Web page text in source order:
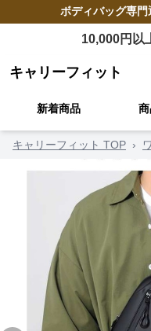
ボディバッグ専門
10,000円以
キャリーフィット
新着商品
キャリーフィット TOP ›